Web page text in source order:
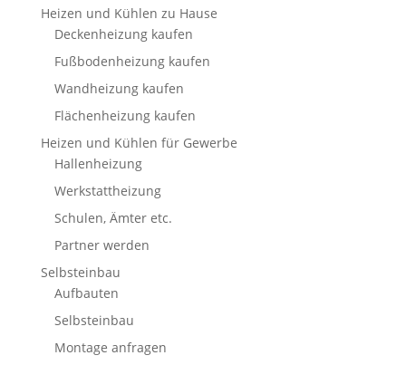
Heizen und Kühlen zu Hause
Deckenheizung kaufen
Fußbodenheizung kaufen
Wandheizung kaufen
Flächenheizung kaufen
Heizen und Kühlen für Gewerbe
Hallenheizung
Werkstattheizung
Schulen, Ämter etc.
Partner werden
Selbsteinbau
Aufbauten
Selbsteinbau
Montage anfragen